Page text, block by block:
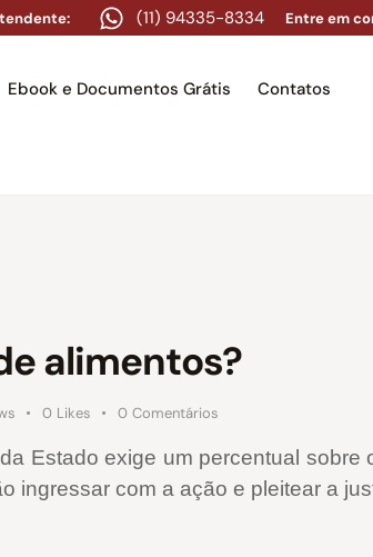
(11) 94335-8334 Entre em
Ebook e Documentos Grátis Contatos
alimentos?
0 Likes 0 Comentários
Estado exige um percentual
ingressar com a ação e pleitear a